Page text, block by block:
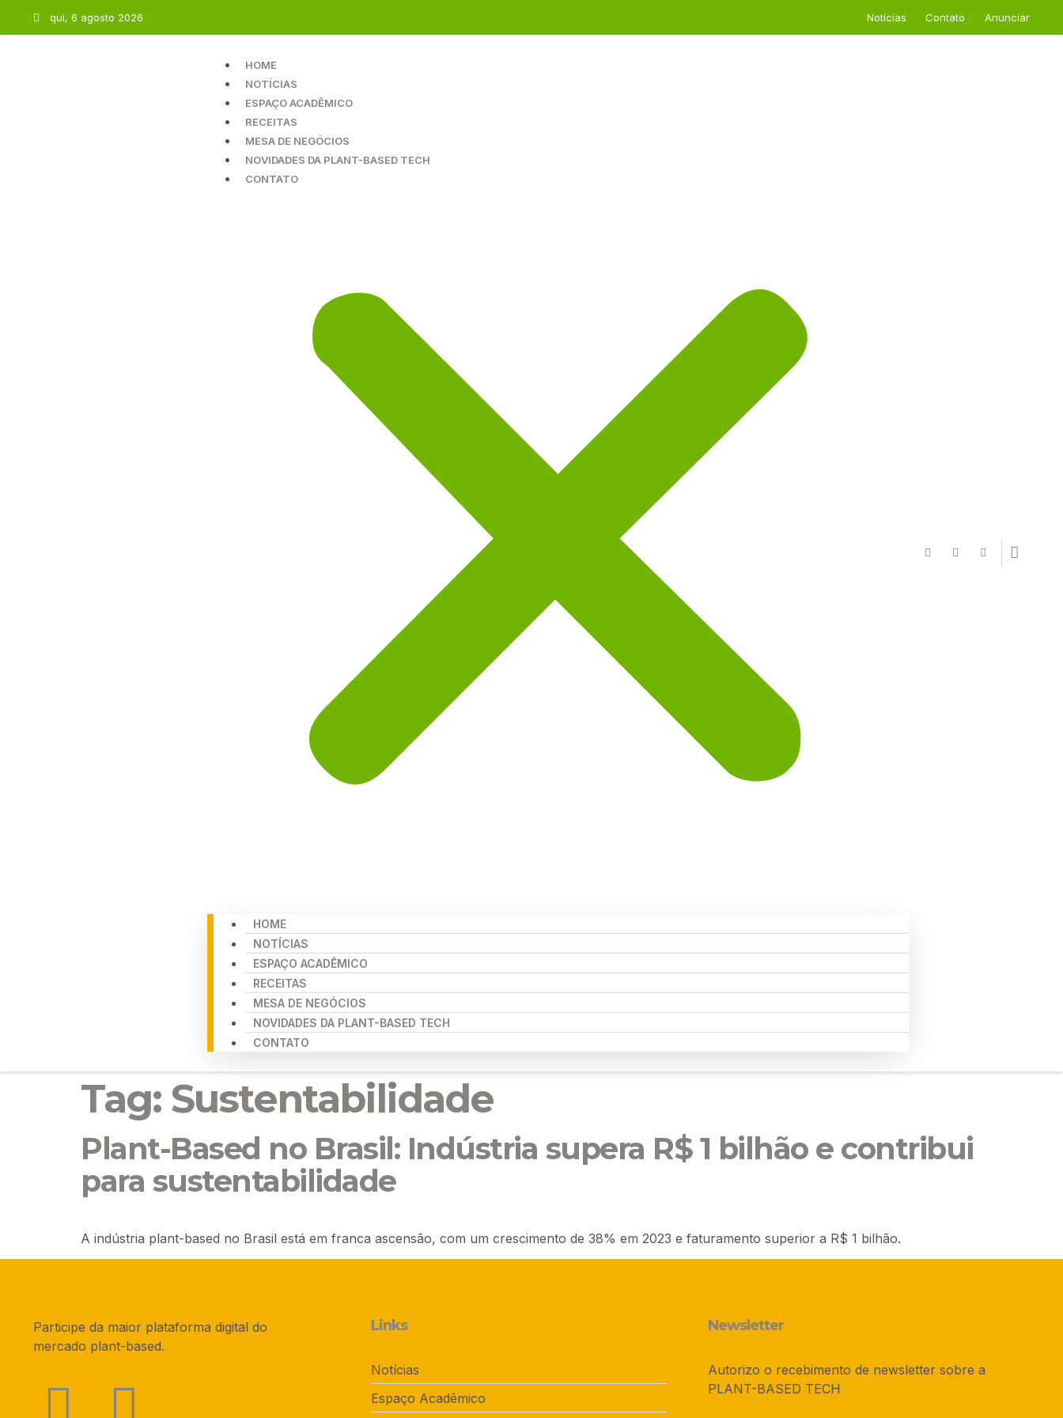
qui, 6 agosto 2026 Notícias Contato Anunciar
HOME
NOTÍCIAS
ESPAÇO ACADÊMICO
RECEITAS
MESA DE NEGÓCIOS
NOVIDADES DA PLANT-BASED TECH
CONTATO
HOME
NOTÍCIAS
ESPAÇO ACADÊMICO
RECEITAS
MESA DE NEGÓCIOS
NOVIDADES DA PLANT-BASED TECH
CONTATO
Tag: Sustentabilidade
Plant-Based no Brasil: Indústria supera R$ 1 bilhão e contribui
para sustentabilidade
A indústria plant-based no Brasil está em franca ascensão, com um crescimento de 38% em 2023 e faturamento superior a R$ 1 bilhão.
Participe da maior plataforma digital do
mercado plant-based.
Links
Notícias
Espaço Acadêmico
Newsletter
Autorizo o recebimento de newsletter sobre a
PLANT-BASED TECH